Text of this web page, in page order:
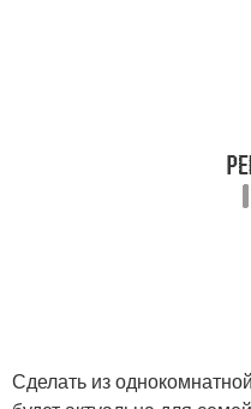
Сделать из